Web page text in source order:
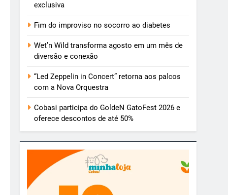
exclusiva
Fim do improviso no socorro ao diabetes
Wet’n Wild transforma agosto em um mês de
diversão e conexão
“Led Zeppelin in Concert” retorna aos palcos
com a Nova Orquestra
Cobasi participa do GoldeN GatoFest 2026 e
oferece descontos de até 50%